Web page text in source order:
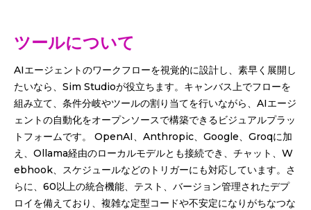
ツールについて
AIエージェントのワークフローを視覚的に設計し、素早く展開し
たいなら、Sim Studioが役立ちます。キャンバス上でフローを
組み立て、条件分岐やツールの割り当てを行いながら、AIエージ
ェントの自動化をオープンソースで構築できるビジュアルプラッ
トフォームです。 OpenAI、Anthropic、Google、Groqに加
え、Ollama経由のローカルモデルとも接続でき、チャット、W
ebhook、スケジュールなどのトリガーにも対応しています。さ
らに、60以上の統合機能、テスト、バージョン管理されたデプ
ロイを備えており、複雑な定型コードや不安定になりがちなつな